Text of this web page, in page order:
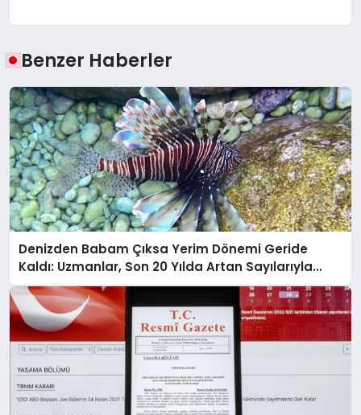
Benzer Haberler
Denizden Babam Çıksa Yerim Dönemi Geride
Kaldı: Uzmanlar, Son 20 Yılda Artan Sayılarıyla
Uyarıyor!